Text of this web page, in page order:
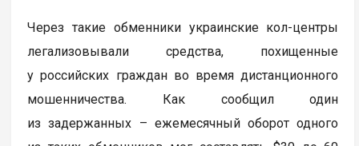
Через такие обменники украинские кол-центры
легализовывали средства, похищенные
у российских граждан во время дистанционного
мошенничества. Как сообщил один
из задержанных – ежемесячный оборот одного